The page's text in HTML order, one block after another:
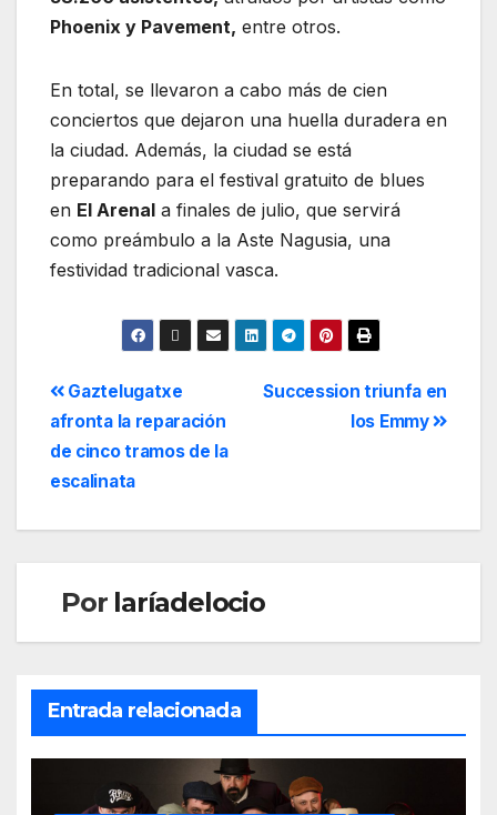
Phoenix y Pavement, entre otros.
En total, se llevaron a cabo más de cien
conciertos que dejaron una huella duradera en
la ciudad. Además, la ciudad se está
preparando para el festival gratuito de blues
en El Arenal a finales de julio, que servirá
como preámbulo a la Aste Nagusia, una
festividad tradicional vasca.
Succession triunfa en
los Emmy
Gaztelugatxe
afronta la reparación
de cinco tramos de la
escalinata
Por laríadelocio
Entrada relacionada